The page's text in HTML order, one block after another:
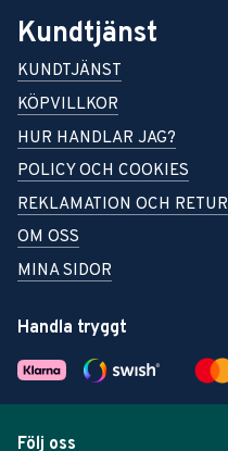
Kundtjänst
KUNDTJÄNST
KÖPVILLKOR
HUR HANDLAR JAG?
POLICY OCH COOKIES
REKLAMATION OCH RETUR
OM OSS
MINA SIDOR
Handla tryggt
Följ oss